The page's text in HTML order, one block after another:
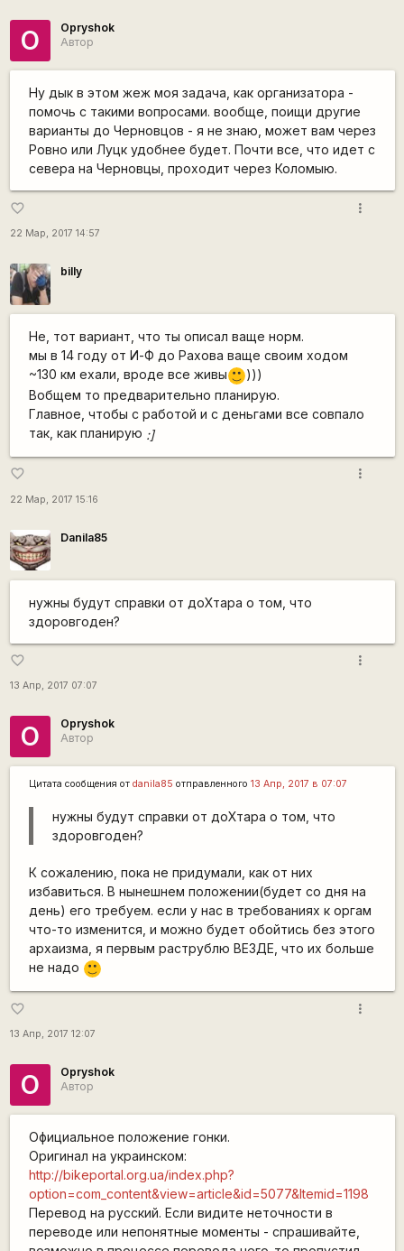
O
Opryshok
Автор
Ну дык в этом жеж моя задача, как организатора -
помочь с такими вопросами. вообще, поищи другие
варианты до Черновцов - я не знаю, может вам через
Ровно или Луцк удобнее будет. Почти все, что идет с
севера на Черновцы, проходит через Коломыю.
favorite_border
22 Мар, 2017 14:57
more_vert
billy
Не, тот вариант, что ты описал ваще норм.
мы в 14 году от И-Ф до Рахова ваще своим ходом
~130 км ехали, вроде все живы :) )))
Вобщем то предварительно планирую.
Главное, чтобы с работой и с деньгами все совпало
так, как планирую :]
favorite_border
22 Мар, 2017 15:16
more_vert
Danila85
нужны будут справки от доХтара о том, что
здоровгоден?
favorite_border
13 Апр, 2017 07:07
more_vert
O
Opryshok
Автор
Цитата сообщения от danila85 отправленного 13 Апр, 2017 в 07:07
нужны будут справки от доХтара о том, что
здоровгоден?
К сожалению, пока не придумали, как от них
избавиться. В нынешнем положении(будет со дня на
день) его требуем. если у нас в требованиях к оргам
что-то изменится, и можно будет обойтись без этого
архаизма, я первым раструблю ВЕЗДЕ, что их больше
не надо
:)
favorite_border
13 Апр, 2017 12:07
more_vert
O
Opryshok
Автор
Официальное положение гонки.
Оригинал на украинском:
http://bikeportal.org.ua/index.php?
option=com_content&view=article&id=5077&Itemid=1198
Перевод на русский. Если видите неточности в
переводе или непонятные моменты - спрашивайте,